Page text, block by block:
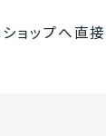
ショップへ直接